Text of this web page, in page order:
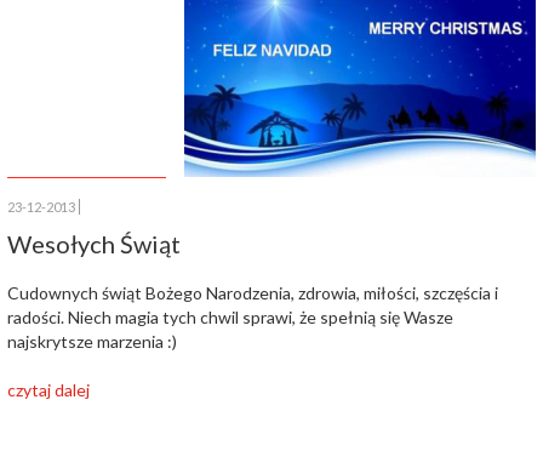
23-12-2013
Wesołych Świąt
Cudownych świąt Bożego Narodzenia, zdrowia, miłości, szczęścia i
radości. Niech magia tych chwil sprawi, że spełnią się Wasze
najskrytsze marzenia :)
czytaj dalej